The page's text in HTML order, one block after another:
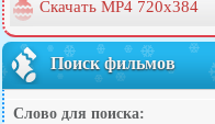
Скачать MP4 720x384
Поиск фильмов
Слово для поиска: